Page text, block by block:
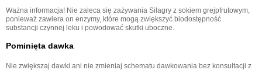
Ważna informacja! Nie zaleca się zażywania Silagry z sokiem grejpfrutowym,
ponieważ zawiera on enzymy, które mogą zwiększyć biodostępność
substancji czynnej leku i powodować skutki uboczne.
Pominięta dawka
Nie zwiększaj dawki ani nie zmieniaj schematu dawkowania bez konsultacji z